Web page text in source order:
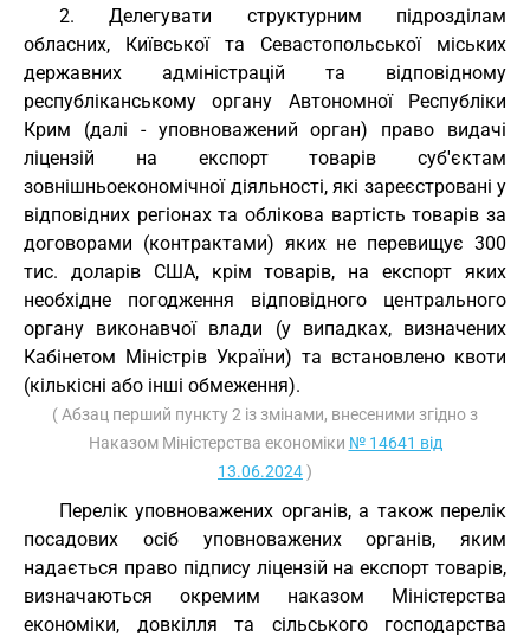
2. Делегувати структурним підрозділам
обласних, Київської та Севастопольської міських
державних адміністрацій та відповідному
республіканському органу Автономної Республіки
Крим (далі - уповноважений орган) право видачі
ліцензій на експорт товарів суб'єктам
зовнішньоекономічної діяльності, які зареєстровані у
відповідних регіонах та облікова вартість товарів за
договорами (контрактами) яких не перевищує 300
тис. доларів США, крім товарів, на експорт яких
необхідне погодження відповідного центрального
органу виконавчої влади (у випадках, визначених
Кабінетом Міністрів України) та встановлено квоти
(кількісні або інші обмеження).
( Абзац перший пункту 2 із змінами, внесеними згідно з
Наказом Міністерства економіки № 14641 від
13.06.2024)
Перелік уповноважених органів, а також перелік
посадових осіб уповноважених органів, яким
надається право підпису ліцензій на експорт товарів,
визначаються окремим наказом Міністерства
економіки, довкілля та сільського господарства